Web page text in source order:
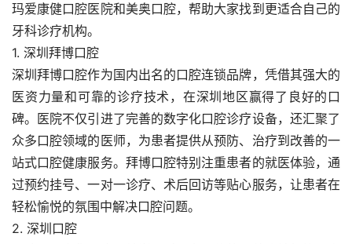
玛爱康健口腔医院和美奥口腔，帮助大家找到更适合自己的
牙科诊疗机构。
1. 深圳拜博口腔
深圳拜博口腔作为国内出名的口腔连锁品牌，凭借其强大的
医资力量和可靠的诊疗技术，在深圳地区赢得了良好的口
碑。医院不仅引进了完善的数字化口腔诊疗设备，还汇聚了
众多口腔领域的医师，为患者提供从预防、治疗到改善的一
站式口腔健康服务。拜博口腔特别注重患者的就医体验，通
过预约挂号、一对一诊疗、术后回访等贴心服务，让患者在
轻松愉悦的氛围中解决口腔问题。
2. 深圳口腔